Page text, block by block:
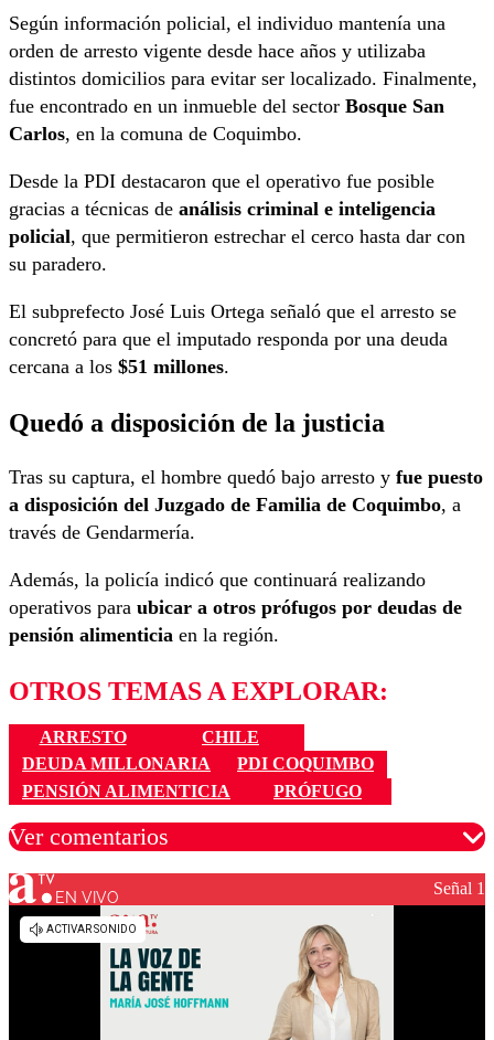
Según información policial, el individuo mantenía una
orden de arresto vigente desde hace años y utilizaba
distintos domicilios para evitar ser localizado. Finalmente,
fue encontrado en un inmueble del sector Bosque San
Carlos, en la comuna de Coquimbo.
Desde la PDI destacaron que el operativo fue posible
gracias a técnicas de análisis criminal e inteligencia
policial, que permitieron estrechar el cerco hasta dar con
su paradero.
El subprefecto José Luis Ortega señaló que el arresto se
concretó para que el imputado responda por una deuda
cercana a los $51 millones.
Quedó a disposición de la justicia
Tras su captura, el hombre quedó bajo arresto y fue puesto
a disposición del Juzgado de Familia de Coquimbo, a
través de Gendarmería.
Además, la policía indicó que continuará realizando
operativos para ubicar a otros prófugos por deudas de
pensión alimenticia en la región.
OTROS TEMAS A EXPLORAR:
ARRESTO
CHILE
DEUDA MILLONARIA
PDI COQUIMBO
PENSIÓN ALIMENTICIA
PRÓFUGO
Ver comentarios
Los comentarios son moderados para garantizar un
diálogo respetuoso.
EN VIVO Señal 1